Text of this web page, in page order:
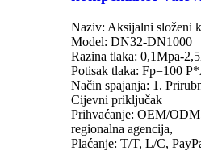
Naziv: Aksijalni složeni
Model: DN32-DN1000
Razina tlaka: 0,1Mpa-
Potisak tlaka: Fp=100
Način spajanja: 1.
Cijevni priključak
Prihvaćanje: OEM/
regionalna agencija,
Plaćanje: T/T, L/C,